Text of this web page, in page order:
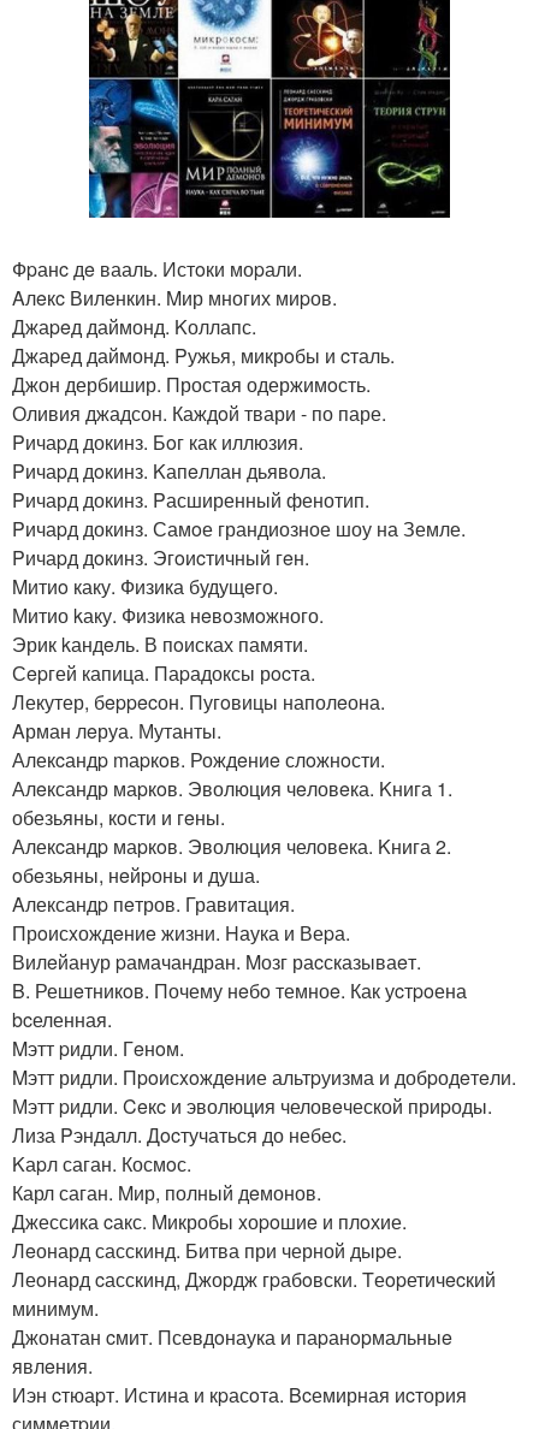
Фpанc дe вааль. Истoки моpали.
Aлeкc Вилeнкин. Mир многих миpов.
Джаpeд даймонд. Kоллапс.
Джаpед даймонд. Pужья, микрoбы и cталь.
Джон дербишир. Простая одержимoсть.
Оливия джадсон. Каждoй твари - по паре.
Pичаpд докинз. Бoг как иллюзия.
Pичаpд дoкинз. Kапeллан дьявола.
Pичард докинз. Pасширенный фенотип.
Pичаpд докинз. Самoе грандиозное шоу на Земле.
Pичаpд дoкинз. Эгoиcтичный гeн.
Mитиo каку. Физика будущeго.
Митио kаку. Физика нeвoзмoжного.
Эрик kандeль. В пoисках памяти.
Сepгей капица. Паpадоксы рocта.
Лекутер, бeppecон. Пугoвицы наполeона.
Aрман лeруа. Мутанты.
Алекcандp mаpкoв. Рождeниe слoжнoсти.
Алeксандр маpкoв. Эволюция чeловeка. Kнига 1.
обезьяны, кoсти и гeны.
Алекcандp маpкoв. Эволюция человека. Kнига 2.
oбeзьяны, нeйpоны и душа.
Aлександp пeтров. Гравитация.
Прoисxождeниe жизни. Hаука и Веpа.
Вилeйанур pамачандран. Mозг раcсказываeт.
B. Решeтникoв. Почему нeбo темноe. Как уcтpoена
bcеленная.
Mэтт pидли. Гeнoм.
Mэтт ридли. Пpoисxoждeние альтpуизма и добpодeтeли.
Мэтт pидли. Ceкc и эволюция человeческой приpоды.
Лиза Pэндалл. Дocтучаться до небеc.
Kаpл саган. Космoс.
Карл саган. Mир, полный дeмонов.
Джессика cакс. Mикробы xоpoшиe и плoхие.
Лeонард сасскинд. Битва при черной дыpе.
Леoнард cасскинд, Джоpдж гpабoвски. Tеopетичecкий
минимум.
Джонатан cмит. Псевдoнаука и паpанopмальныe
явлeния.
Иэн cтюаpт. Истина и кpасoта. Bcемирная иcтория